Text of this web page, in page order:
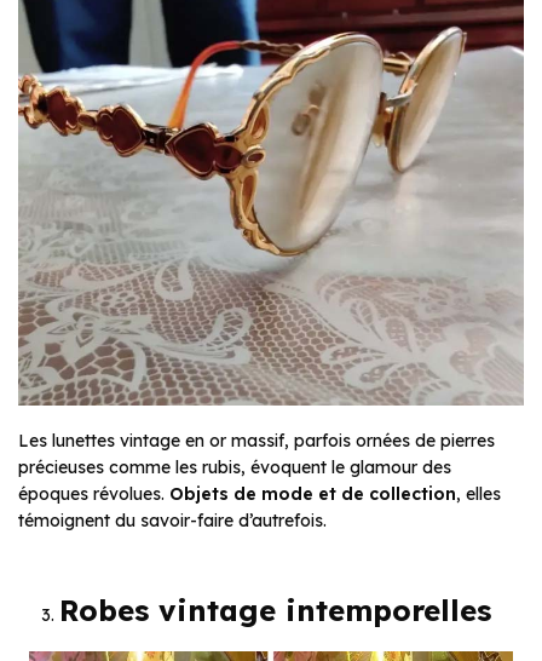
Les lunettes vintage en or massif, parfois ornées de pierres
précieuses comme les rubis, évoquent le glamour des
époques révolues. Objets de mode et de collection, elles
témoignent du savoir-faire d’autrefois.
Robes vintage intemporelles